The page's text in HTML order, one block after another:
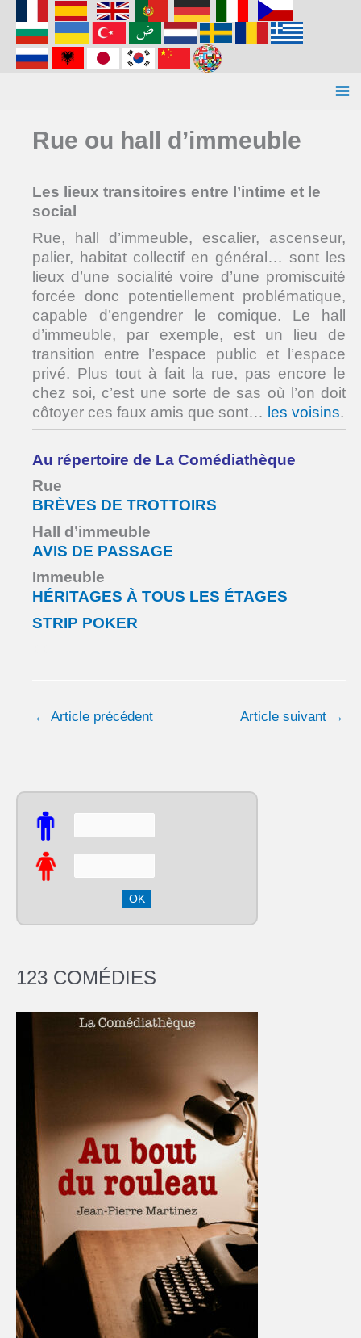
contenu
Rue ou hall d’immeuble
Les lieux transitoires entre l’intime et le
social
Rue, hall d’immeuble, escalier, ascenseur,
palier, habitat collectif en général… sont les
lieux d’une socialité voire d’une promiscuité
forcée donc potentiellement problématique,
capable d’engendrer le comique. Le hall
d’immeuble, par exemple, est un lieu de
transition entre l’espace public et l’espace
privé. Plus tout à fait la rue, pas encore le
chez soi, c’est une sorte de sas où l’on doit
côtoyer ces faux amis que sont… les voisins.
Au répertoire de La Comédiathèque
Rue
BRÈVES DE TROTTOIRS
Hall d’immeuble
AVIS DE PASSAGE
Immeuble
HÉRITAGES À TOUS LES ÉTAGES
STRIP POKER
← Article précédent Article suivant →
123 COMÉDIES